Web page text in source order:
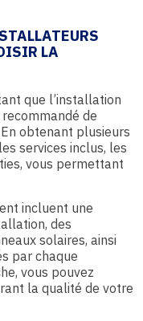
LA
que l’installation
de
obtenant plusieurs
services inclus, les
vous permettant
incluent une
des
solaires, ainsi
par chaque
vous pouvez
la qualité de votre